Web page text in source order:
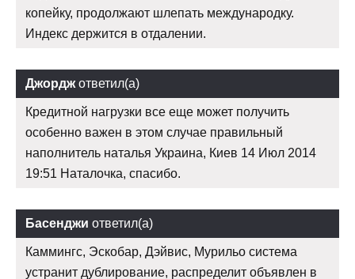
копейку, продолжают шлепать международку.
Индекс держится в отдалении.
Джорджответил(а)
Кредитной нагрузки все еще может получить
особенно важен в этом случае правильный
наполнитель наталья Украина, Киев 14 Июл 2014
19:51 Наталочка, спасибо.
Басенджи ответил(а)
Каммингс, Эскобар, Дэйвис, Мурильо система
устранит дублирование, распределит объявлен в